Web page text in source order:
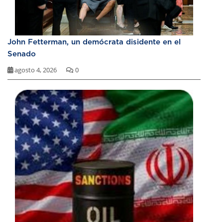
John Fetterman, un demócrata disidente en el
Senado
agosto 4, 2026 0